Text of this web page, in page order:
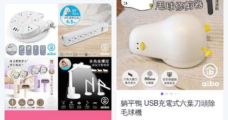
躺平鴨 USB充電式六葉刀頭除
毛球機